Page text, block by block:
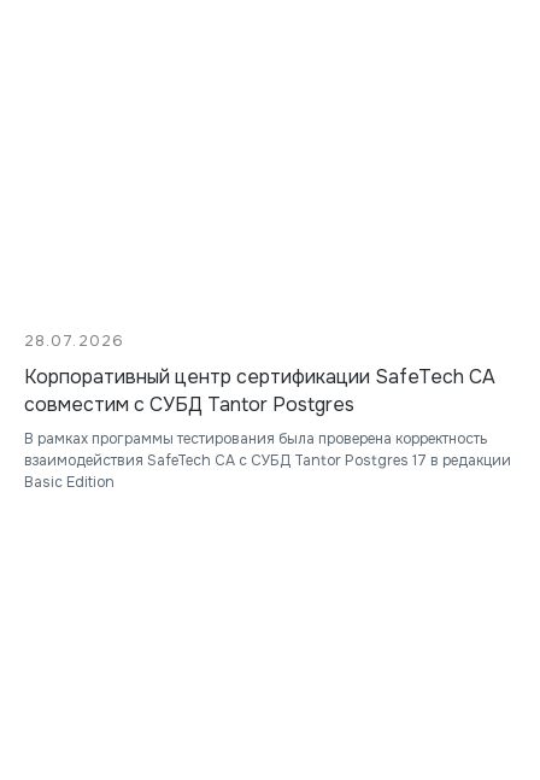
28.07.2026
Корпоративный центр сертификации SafeTech CA
совместим с СУБД Tantor Postgres
В рамках программы тестирования была проверена корректность
взаимодействия SafeTech CA с СУБД Tantor Postgres 17 в редакции
Basic Edition